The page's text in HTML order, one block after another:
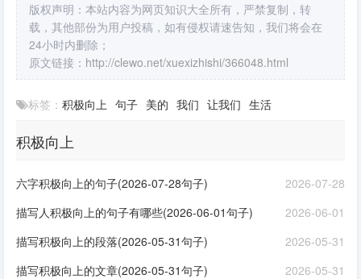
版权声明：本站内容为网页知识大全所有，严禁复制，转
载，其他部份为用户投稿，如有侵权请速告知，我们将会在
24小时内删除；
原文链接： http://clewo.net/xuexizhishi/366048.html
标签： 积极向上 句子 美的 我们 让我们 生活
积极向上
2026-07-28
六字积极向上的句子(2026-07-28句子)
2026-06-01
描写人积极向上的句子有哪些(2026-06-01句子)
2026-05-31
描写积极向上的段落(2026-05-31句子)
2026-05-31
描写积极向上的文章(2026-05-31句子)